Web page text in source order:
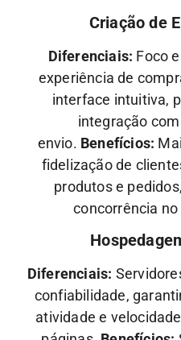
Criação de
Diferenciais: Foco
experiência de
interface intuitiva,
integração
envio. Benefícios:
fidelização de
produtos e
concorrência
Diferenciais:
confiabilidade,
atividade e